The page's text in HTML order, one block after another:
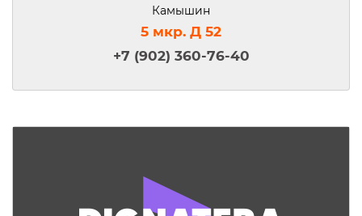
Камышин
5 мкр. Д 52
+7 (902) 360-76-40